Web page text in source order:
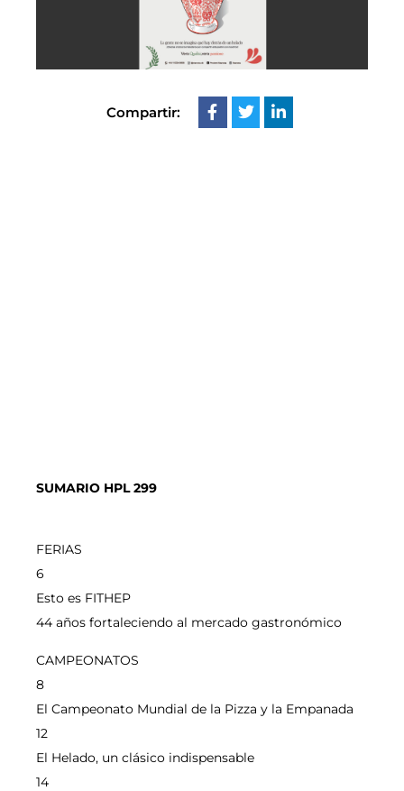
Compartir:
SUMARIO HPL 299
FERIAS
6
Esto es FITHEP
44 años fortaleciendo al mercado gastronómico
CAMPEONATOS
8
El Campeonato Mundial de la Pizza y la Empanada
12
El Helado, un clásico indispensable
14